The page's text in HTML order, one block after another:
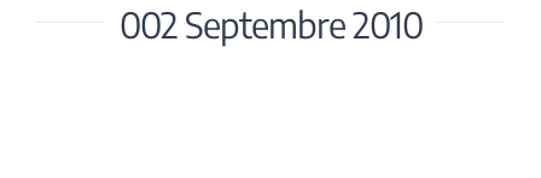
bascule
Accueil002 Septembre 2010